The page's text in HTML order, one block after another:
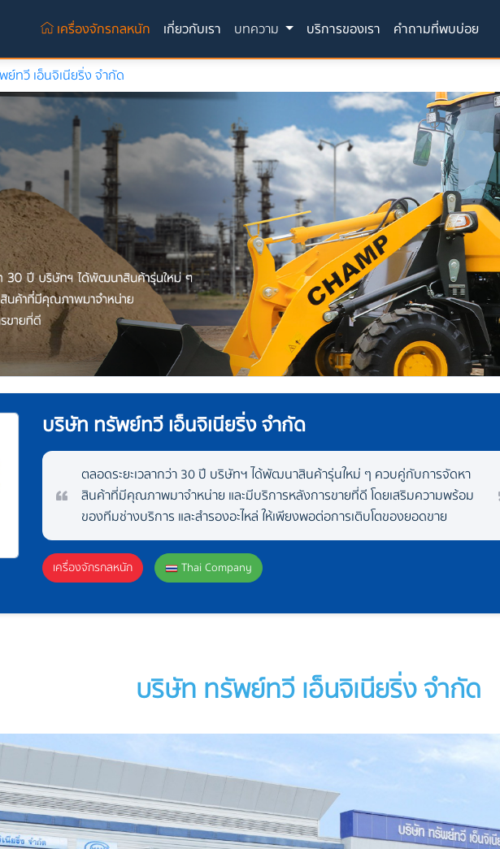
เครื่องจักรกลหนัก (current)
เกี่ยวกับเรา บทความ บริการของเรา คำถามที่พบบ่อย
ทวี เอ็นจิเนียริ่ง จำกัด
บริษัท ทรัพย์ทวี เอ็นจิเนียริ่ง จำกัด
ตลอดระยะเวลากว่า 30 ปี บริษัทฯ ได้พัฒนาสินค้ารุ่นใหม่ ๆ ควบคู่กับการจัดหา
สินค้าที่มีคุณภาพมาจำหน่าย และมีบริการหลังการขายที่ดี โดยเสริมความพร้อม
ของทีมช่างบริการ และสำรองอะไหล่ ให้เพียงพอต่อการเติบโตของยอดขาย
เครื่องจักรกลหนัก Thai Company
บริษัท ทรัพย์ทวี เอ็นจิเนียริ่ง จำกัด